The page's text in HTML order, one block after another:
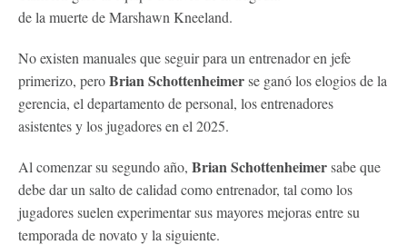
de la muerte de Marshawn Kneeland.
No existen manuales que seguir para un entrenador en jefe
primerizo, peroBrian Schottenheimerse ganó los elogios de la
gerencia, el departamento de personal, los entrenadores
asistentes y los jugadores en el 2025.
Al comenzar su segundo año, Brian Schottenheimersabe que
debe dar un salto de calidad como entrenador, tal como los
jugadores suelen experimentar sus mayores mejoras entre su
temporada de novato y la siguiente.